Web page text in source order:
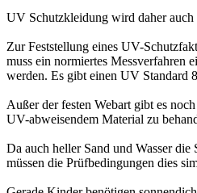
UV Schutzkleidung wird daher auch
Zur Feststellung eines UV-
muss ein normiertes Messverfahren
werden. Es gibt einen UV Standard
Außer der festen Webart gibt es
UV-abweisendem Material zu
Da auch heller Sand und Wasser die
müssen die Prüfbedingungen dies